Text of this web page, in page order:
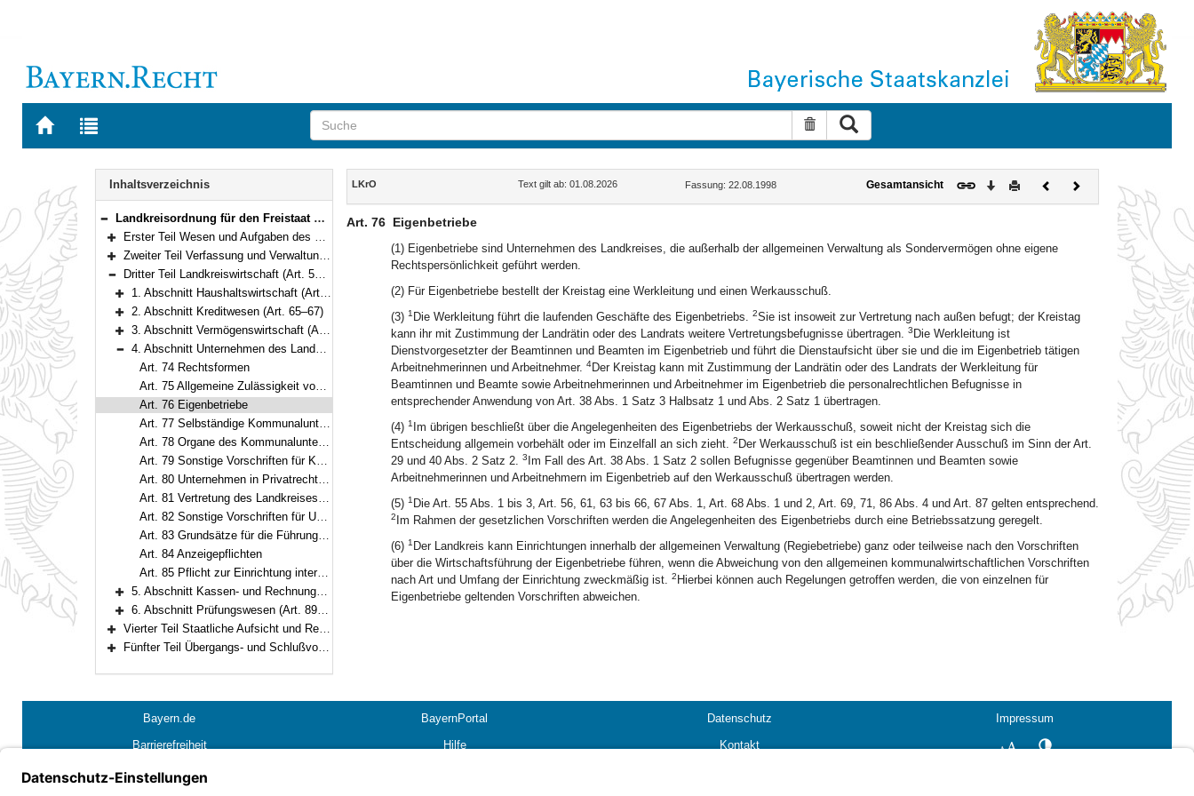
Zur
BAYERN.RECHT
Zur
letzten
Suche zurücksetzen
Navigation
Inhaltsverzeichnis
Bereich reduzieren
Landkreisordnung für den Freistaat Bayern (Landkreisordnung – LKrO) in der Fassung der Bekanntmachung vom 22. August 1998 (GVBl. S. 826) BayRS 2020-3-1-I (Art. 1–108)
Bereich erweitern
Erster Teil Wesen und Aufgaben des Landkreises (Art. 1–21)
Bereich erweitern
Zweiter Teil Verfassung und Verwaltung des Landkreises (Art. 22–54)
Bereich reduzieren
Dritter Teil Landkreiswirtschaft (Art. 55–93)
Bereich erweitern
1. Abschnitt Haushaltswirtschaft (Art. 55–64)
Bereich erweitern
2. Abschnitt Kreditwesen (Art. 65–67)
Bereich erweitern
3. Abschnitt Vermögenswirtschaft (Art. 68–73)
Bereich reduzieren
4. Abschnitt Unternehmen des Landkreises (Art. 74–85)
Art. 74 Rechtsformen
Art. 75 Allgemeine Zulässigkeit von Unternehmen und Beteiligungen
Art. 76 Eigenbetriebe
Art. 77 Selbständige Kommunalunternehmen des öffentlichen Rechts
Art. 78 Organe des Kommunalunternehmens; Personal
Art. 79 Sonstige Vorschriften für Kommunalunternehmen
Art. 80 Unternehmen in Privatrechtsform
Art. 81 Vertretung des Landkreises in Unternehmen in Privatrechtsform
Art. 82 Sonstige Vorschriften für Unternehmen in Privatrechtsform
Art. 83 Grundsätze für die Führung von Unternehmen des Landkreises
Art. 84 Anzeigepflichten
Art. 85 Pflicht zur Einrichtung interner Meldestellen
Bereich erweitern
5. Abschnitt Kassen- und Rechnungswesen (Art. 86–88a)
Bereich erweitern
6. Abschnitt Prüfungswesen (Art. 89–93)
Bereich erweitern
Vierter Teil Staatliche Aufsicht und Rechtsmittel (Art. 94–104)
Fünfter Teil Übergangs- und Schlußvorschriften (Art. 105–108)
Inhalt
LKrO Text gilt ab: 01.08.2026 Fassung: 22.08.1998 Gesamtansicht Download
DruckenVorherigesNächstes
Dokument
Art. 76 Eigenbetriebe
(1) Eigenbetriebe sind Unternehmen des Landkreises, die außerhalb der allgemeinen Verwaltung als Sondervermögen ohne eigene
Rechtspersönlichkeit geführt werden.
(2) Für Eigenbetriebe bestellt der Kreistag eine Werkleitung und einen Werkausschuß.
(3) 1 Die Werkleitung führt die laufenden Geschäfte des Eigenbetriebs. 2Sie ist insoweit zur Vertretung nach außen befugt; der Kreistag
kann ihr mit Zustimmung der Landrätin oder des Landrats weitere Vertretungsbefugnisse übertragen. 3 Die Werkleitung ist
Dienstvorgesetzter der Beamtinnen und Beamten im Eigenbetrieb und führt die Dienstaufsicht über sie und die im Eigenbetrieb tätigen
Arbeitnehmerinnen und Arbeitnehmer. 4Der Kreistag kann mit Zustimmung der Landrätin oder des Landrats der Werkleitung für
Beamtinnen und Beamte sowie Arbeitnehmerinnen und Arbeitnehmer im Eigenbetrieb die personalrechtlichen Befugnisse in
entsprechender Anwendung von Art. 38 Abs. 1 Satz 3 Halbsatz 1 und Abs. 2 Satz 1 übertragen.
(4) 1 Im übrigen beschließt über die Angelegenheiten des Eigenbetriebs der Werkausschuß, soweit nicht der Kreistag sich die
Entscheidung allgemein vorbehält oder im Einzelfall an sich zieht. 2 Der Werkausschuß ist ein beschließender Ausschuß im Sinn der Art.
29 und 40 Abs. 2 Satz 2. 3 Im Fall des Art. 38 Abs. 1 Satz 2 sollen Befugnisse gegenüber Beamtinnen und Beamten sowie
Arbeitnehmerinnen und Arbeitnehmern im Eigenbetrieb auf den Werkausschuß übertragen werden.
(5) 1 Die Art. 55 Abs. 1 bis 3, Art. 56, 61, 63 bis 66, 67 Abs. 1, Art. 68 Abs. 1 und 2, Art. 69, 71, 86 Abs. 4 und Art. 87 gelten entsprechend.
2 Im Rahmen der gesetzlichen Vorschriften werden die Angelegenheiten des Eigenbetriebs durch eine Betriebssatzung geregelt.
(6) 1 Der Landkreis kann Einrichtungen innerhalb der allgemeinen Verwaltung (Regiebetriebe) ganz oder teilweise nach den Vorschriften
über die Wirtschaftsführung der Eigenbetriebe führen, wenn die Abweichung von den allgemeinen kommunalwirtschaftlichen Vorschriften
nach Art und Umfang der Einrichtung zweckmäßig ist. 2 Hierbei können auch Regelungen getroffen werden, die von einzelnen für
Eigenbetriebe geltenden Vorschriften abweichen.
Bayern.de BayernPortal Datenschutz
Impressum
Barrierefreiheit
Hilfe Kontakt SchriftgrößeKontrastwechsel